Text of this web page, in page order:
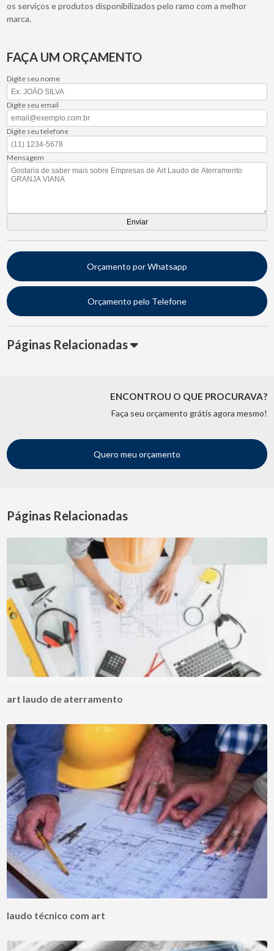
os serviços e produtos disponibilizados pelo ramo com a melhor
marca.
FAÇA UM ORÇAMENTO
Digite seu nome
Digite seu email
Digite seu telefone
Mensagem
Orçamento por Whatsapp
Orçamento pelo Telefone
Páginas Relacionadas
ENCONTROU O QUE PROCURAVA?
Faça seu orçamento grátis agora mesmo!
Quero meu orçamento
Páginas Relacionadas
art laudo de aterramento
laudo técnico com art